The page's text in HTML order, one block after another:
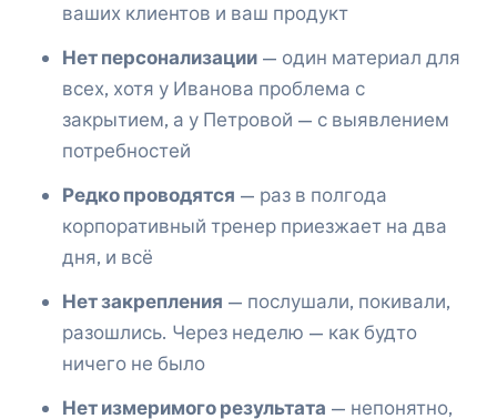
ваших клиентов и ваш продукт
Нет персонализации — один материал для
всех, хотя у Иванова проблема с
закрытием, а у Петровой — с выявлением
потребностей
Редко проводятся — раз в полгода
корпоративный тренер приезжает на два
дня, и всё
Нет закрепления — послушали, покивали,
разошлись. Через неделю — как будто
ничего не было
Нет измеримого результата — непонятно,